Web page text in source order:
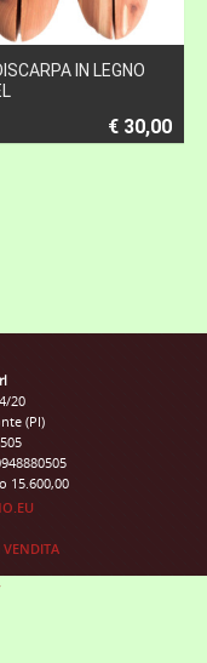
IN LEGNO
€ 30,00
20
(PI)
15.600,00